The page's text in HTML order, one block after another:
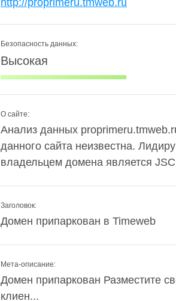
http://proprimeru.tmweb.ru
Безопасность данных:
Высокая
О сайте:
Анализ данных
данного сайта неизвестна.
владельцем домена является
Заголовок:
Домен припаркован в Timeweb
Мета-описание:
Домен припаркован Разместите
клиен...